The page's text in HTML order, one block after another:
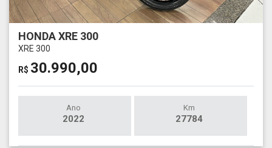
HONDA XRE 300
XRE 300
R$ 30.990,00
Ano
2022
Km
27784